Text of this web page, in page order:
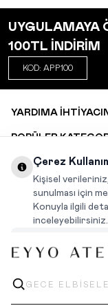
UYGULAMAYA
100TL İNDİRİM
KOD: APP100
YARDIMA
POPÜLER
DEĞİŞİM VE İADE
KARIYER
Çerez
Kişisel
sunulması için
Konuyla ilgili
inceleyebilirsiniz.